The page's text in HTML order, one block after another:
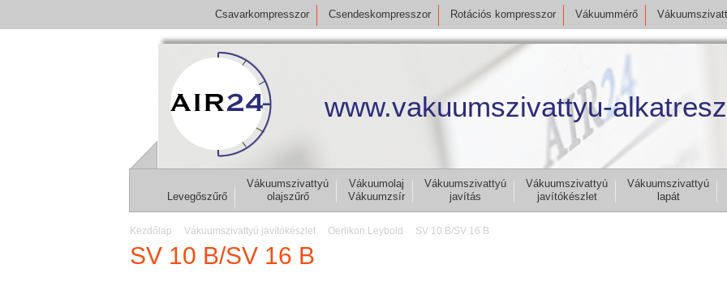
Csavarkompresszor Csendeskompresszor Rotációs kompresszor Vákuummérő
www.vakuumszivattyu-
Levegőszűrő
Vákuumszivattyú
olajszűrő
Vákuumolaj
Vákuumzsír
Vákuumszivattyú
javítás
Vákuumszivattyú
javítókészlet
Vákuumszivattyú
lapát
Kezdőlap Vákuumszivattyú javítókészlet Oerlikon Leybold SV 10 B/SV 16 B
SV 10 B/SV 16 B